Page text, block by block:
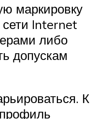
маркировку
Internet
либо
допускам
К